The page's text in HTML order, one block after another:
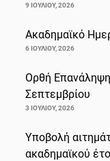
9 ΙΟΥΛΊΟΥ, 2026
Ακαδημαϊκό
6 ΙΟΥΛΊΟΥ, 2026
Ορθή
Σεπτεμβρίου
3 ΙΟΥΛΊΟΥ, 2026
Υποβολή
ακαδημαϊκού